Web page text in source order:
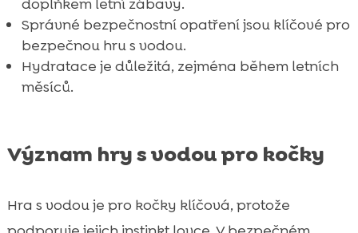
 Jak často by měla kočka hrát s vodou?
 Závěr
 FAQ
Správné bezpečnostní opatření jsou klíčové pro
bezpečnou hru s vodou.
Hydratace je důležitá, zejména během letních
měsíců.
Význam hry s vodou pro kočky
Hra s vodou je pro kočky klíčová, protože